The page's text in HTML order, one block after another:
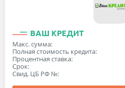
ВАШ КРЕДИТ
Макс. сумма:
Полная стоимость кредита:
Процентная ставка:
Срок:
Свид. ЦБ РФ №: